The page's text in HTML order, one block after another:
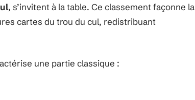
, s’invitent à la table. Ce classement façonne la
cartes du trou du cul, redistribuant
une partie classique :